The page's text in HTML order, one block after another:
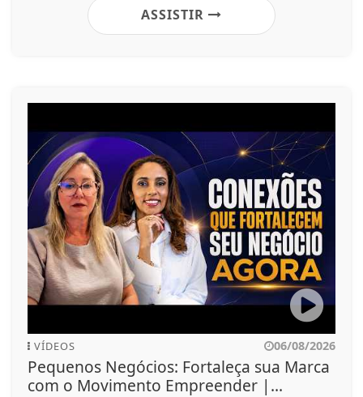
ASSISTIR
VÍDEOS 06/08/2026
Pequenos Negócios: Fortaleça sua Marca
com o Movimento Empreender |...